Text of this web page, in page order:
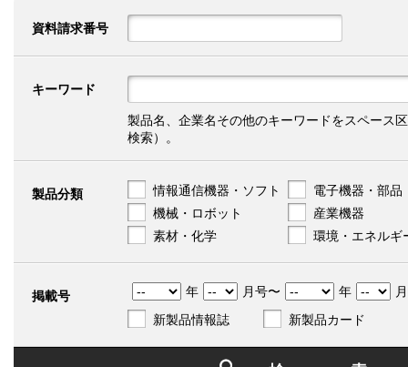
資料請求番号
キーワード
製品名、企業名その他のキーワードをスペース
検索）。
製品分類 情報通信機器・ソフト
電子機器・部品
機械・ロボット
産業機器
素材・化学
環境・エネルギ
掲載号 年 月号〜 年
新製品情報誌
新製品カード